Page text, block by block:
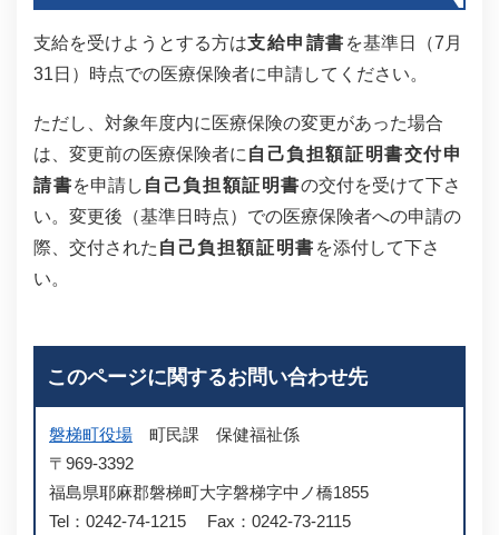
支給を受けようとする方は支給申請書 を基準日（7月
31日）時点での医療保険者に申請してください。
ただし、対象年度内に医療保険の変更があった場合
は、変更前の医療保険者に 自己負担額証明書交付申
請書を申請し 自己負担額証明書の交付を受けて下さ
い。変更後（基準日時点）での医療保険者への申請の
際、交付された 自己負担額証明書 を添付して下さ
い。
このページに関するお問い合わせ先
磐梯町役場 町民課
保健福祉係
〒969-3392
福島県耶麻郡磐梯町大字磐梯字中ノ橋1855
Tel：0242-74-1215
Fax：0242-73-2115